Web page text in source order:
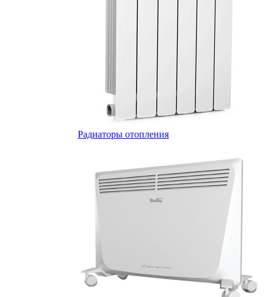
Радиаторы отопления